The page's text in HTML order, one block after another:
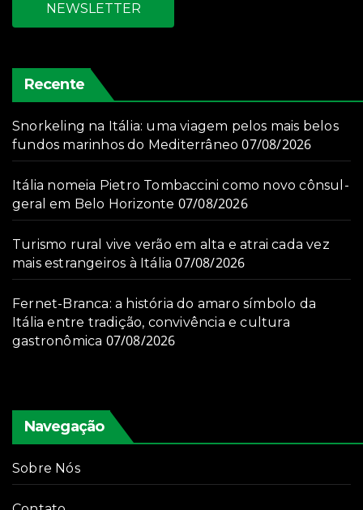
NEWSLETTER
Recente
Snorkeling na Itália: uma viagem pelos mais belos
fundos marinhos do Mediterrâneo 07/08/2026
Itália nomeia Pietro Tombaccini como novo cônsul-
geral em Belo Horizonte 07/08/2026
Turismo rural vive verão em alta e atrai cada vez
mais estrangeiros à Itália 07/08/2026
Fernet-Branca: a história do amaro símbolo da
Itália entre tradição, convivência e cultura
gastronômica 07/08/2026
Navegação
Sobre Nós